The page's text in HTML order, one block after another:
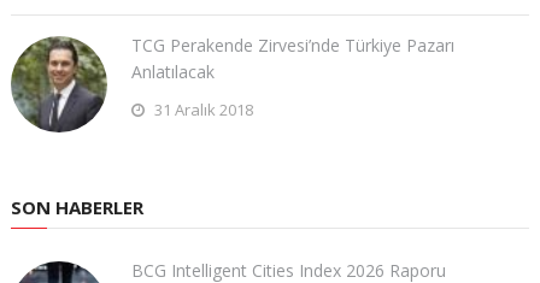
TCG Perakende Zirvesi’nde Türkiye Pazarı
Anlatılacak
31 Aralık 2018
SON HABERLER
BCG Intelligent Cities Index 2026 Raporu